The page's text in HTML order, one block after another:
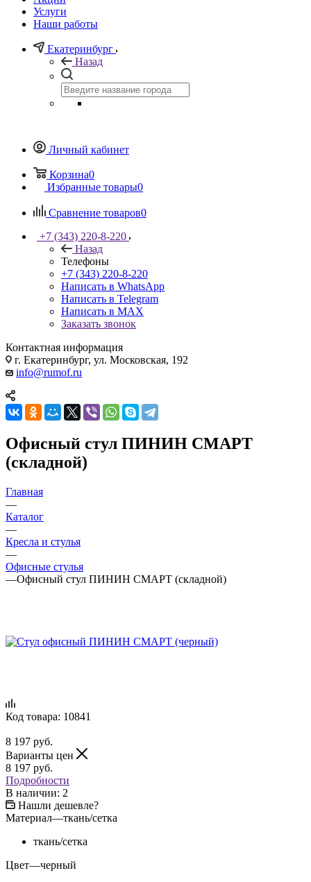
Услуги
Наши работы
Екатеринбург
Назад
Личный кабинет
Корзина0
Избранные товары0
Сравнение товаров0
+7 (343) 220-8-220
Назад
Телефоны
+7 (343) 220-8-220
Написать в WhatsApp
Написать в Telegram
Написать в MAX
Заказать звонок
Контактная информация
г. Екатеринбург, ул. Московская, 192
info@rumof.ru
Офисный стул ПИНИН СМАРТ
(складной)
Главная
—
Каталог
—
Кресла и стулья
—
Офисные стулья
—Офисный стул ПИНИН СМАРТ (складной)
Код товара: 10841
8 197 руб.
Варианты цен
8 197 руб.
Подробности
В наличии: 2
Нашли дешевле?
Материал—ткань/сетка
ткань/сетка
Цвет—черный